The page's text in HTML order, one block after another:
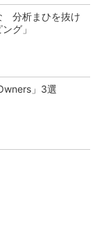
分析まひを抜け
グ」
」3選